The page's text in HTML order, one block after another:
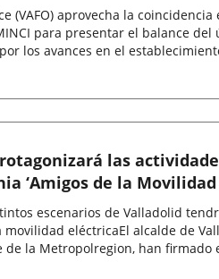
(VAFO) aprovecha la coincidencia
para presentar el balance del
los avances en el
las
‘Amigos de la Movilidad
escenarios de Valladolid
eléctricaEl alcalde de
de la Metropolregion, han firmado